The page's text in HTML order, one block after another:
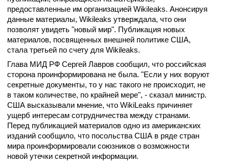
предоставленные им организацией Wikileaks. Анонсируя
данные материалы, Wikileaks утверждала, что они
позволят увидеть "новый мир". Публикация новых
материалов, посвященных внешней политике США,
стала третьей по счету для Wikileaks.
Глава МИД РФ Сергей Лавров сообщил, что российская
сторона проинформирована не была. "Если у них воруют
секретные документы, то у нас такого не происходит, не
в таком количестве, по крайней мере", - сказал министр.
США высказывали мнение, что WikiLeaks причиняет
ущерб интересам сотрудничества между странами.
Перед публикацией материалов одно из американских
изданий сообщило, что посольства США в ряде стран
мира проинформировали союзников о возможности
новой утечки секретной информации.